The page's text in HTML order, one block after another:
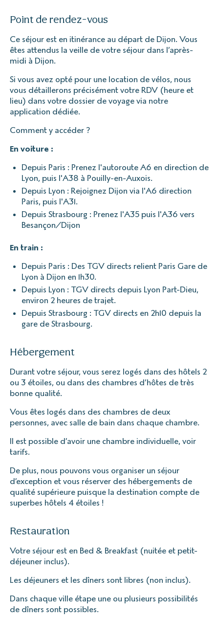
Point de rendez-vous
Ce séjour est en itinérance au départ de Dijon. Vous
êtes attendus la veille de votre séjour dans l’après-
midi à Dijon.
Si vous avez opté pour une location de vélos, nous
vous détaillerons précisément votre RDV (heure et
lieu) dans votre dossier de voyage via notre
application dédiée.
Comment y accéder ?
En voiture :
Depuis Paris : Prenez l'autoroute A6 en direction de
Lyon, puis l'A38 à Pouilly-en-Auxois.
Depuis Lyon : Rejoignez Dijon via l'A6 direction
Paris, puis l'A31.
Depuis Strasbourg : Prenez l'A35 puis l'A36 vers
Besançon/Dijon
En train :
Depuis Paris : Des TGV directs relient Paris Gare de
Lyon à Dijon en 1h30.
Depuis Lyon : TGV directs depuis Lyon Part-Dieu,
environ 2 heures de trajet.
Depuis Strasbourg : TGV directs en 2h10 depuis la
gare de Strasbourg.
Hébergement
Durant votre séjour, vous serez logés dans des hôtels 2
ou 3 étoiles, ou dans des chambres d’hôtes de très
bonne qualité.
Vous êtes logés dans des chambres de deux
personnes, avec salle de bain dans chaque chambre.
Il est possible d’avoir une chambre individuelle, voir
tarifs.
De plus, nous pouvons vous organiser un séjour
d’exception et vous réserver des hébergements de
qualité supérieure puisque la destination compte de
superbes hôtels 4 étoiles !
Restauration
Votre séjour est en Bed & Breakfast (nuitée et petit-
déjeuner inclus).
Les déjeuners et les dîners sont libres (non inclus).
Dans chaque ville étape une ou plusieurs possibilités
de dîners sont possibles.